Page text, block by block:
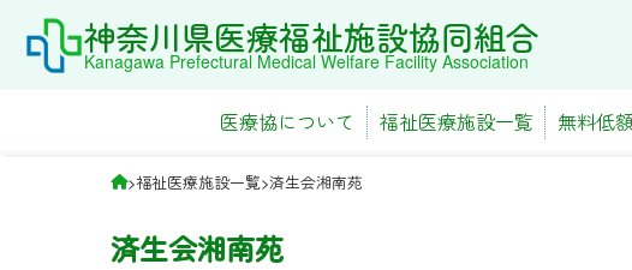
content
神奈川県医療福祉施設協同組合
Kanagawa Prefectural Medical Welfare Facility Association
医療協について 福祉医療施設一覧 無料低
>福祉医療施設一覧>済生会湘南苑
済生会湘南苑